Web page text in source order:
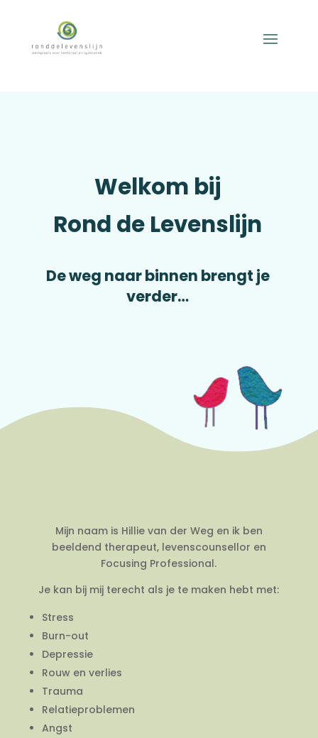
Welkom bij
Rond de Levenslijn
De weg naar binnen brengt je
verder…
Mijn naam is Hillie van der Weg en ik ben
beeldend therapeut, levenscounsellor en
Focusing Professional.
Je kan bij mij terecht als je te maken hebt met:
Stress
Burn-out
Depressie
Rouw en verlies
Trauma
Relatieproblemen
Angst